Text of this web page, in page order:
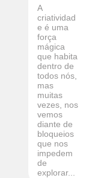
A
criatividad
e é uma
força
mágica
que habita
dentro de
todos nós,
mas
muitas
vezes, nos
vemos
diante de
bloqueios
que nos
impedem
de
explorar...